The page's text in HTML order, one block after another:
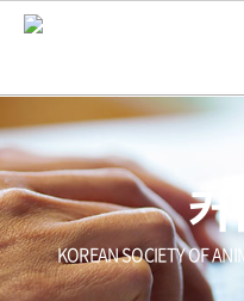
커
KOREAN SOCIETY OF